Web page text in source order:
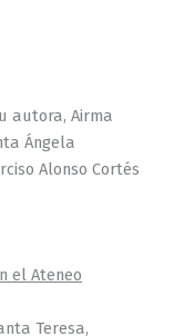
autora, Airma
Ángela
Alonso Cortés
el Ateneo
Teresa,